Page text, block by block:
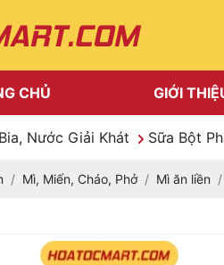
CHỦ GIỚI
Bia, Nước Giải Khát Sữa Bột
Mì, Miến, Cháo, Phở Mì ăn liền